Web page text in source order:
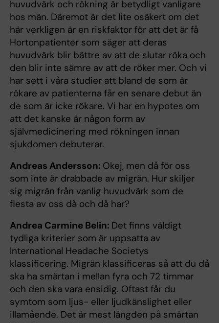
huvudvärk och rökning är betydligt vanligare
hos män. Däremot är det lite osäkert om det
här verkligen är en riskfaktor för att det är få
Hortonpatienter som säger att deras
huvudvärk blir bättre av att de slutar röka och
den blir inte sämre av att de röker mer. Och vi
har sett i våra studier att bland de som är
rökare av patienterna får en senare debut än
de som är icke rökare. Vi har en hypotes om
att det kanske är någon form av
självmedicinering med rökningen innan
sjukdomen debuterar.
Andreas Andersson: Okej, men då för oss
som inte är drabbade av migrän. Hur skiljer
sig migrän från vanlig huvudvärk som de
flesta av oss då och då har?
Andrea Carmine Belin: Det finns väldigt
tydliga kriterier som är uppsatta av
International Headache Societys
klassificering. Migrän klassificeras så att du då
ska ha smärtan i mellan fyra och 72 timmar
och den ska vara ensidig. Oftast får du
symtom som ljus- eller ljudkänslighet eller
illamående. Det är mest längden på smärtan